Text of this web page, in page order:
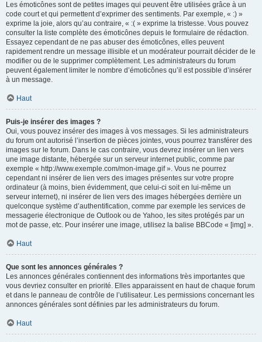
Les émoticônes sont de petites images qui peuvent être utilisées grâce à un
code court et qui permettent d’exprimer des sentiments. Par exemple, « :) »
exprime la joie, alors qu’au contraire, « :( » exprime la tristesse. Vous pouvez
consulter la liste complète des émoticônes depuis le formulaire de rédaction.
Essayez cependant de ne pas abuser des émoticônes, elles peuvent
rapidement rendre un message illisible et un modérateur pourrait décider de le
modifier ou de le supprimer complètement. Les administrateurs du forum
peuvent également limiter le nombre d’émoticônes qu’il est possible d’insérer
à un message.
Haut
Puis-je insérer des images ?
Oui, vous pouvez insérer des images à vos messages. Si les administrateurs
du forum ont autorisé l’insertion de pièces jointes, vous pourrez transférer des
images sur le forum. Dans le cas contraire, vous devrez insérer un lien vers
une image distante, hébergée sur un serveur internet public, comme par
exemple « http://www.exemple.com/mon-image.gif ». Vous ne pourrez
cependant ni insérer de lien vers des images présentes sur votre propre
ordinateur (à moins, bien évidemment, que celui-ci soit en lui-même un
serveur internet), ni insérer de lien vers des images hébergées derrière un
quelconque système d’authentification, comme par exemple les services de
messagerie électronique de Outlook ou de Yahoo, les sites protégés par un
mot de passe, etc. Pour insérer une image, utilisez la balise BBCode « [img] ».
Haut
Que sont les annonces générales ?
Les annonces générales contiennent des informations très importantes que
vous devriez consulter en priorité. Elles apparaissent en haut de chaque forum
et dans le panneau de contrôle de l’utilisateur. Les permissions concernant les
annonces générales sont définies par les administrateurs du forum.
Haut